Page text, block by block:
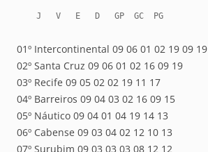
    J   V   E   D   GP  GC  PG
01º Intercontinental 09 06 01 02 19 09 19
02º Santa Cruz 09 06 01 02 16 09 19
03º Recife 09 05 02 02 19 11 17
04º Barreiros 09 04 03 02 16 09 15
05º Náutico 09 04 01 04 19 14 13
06º Cabense 09 03 04 02 12 10 13
07º Surubim 09 03 03 03 08 12 12